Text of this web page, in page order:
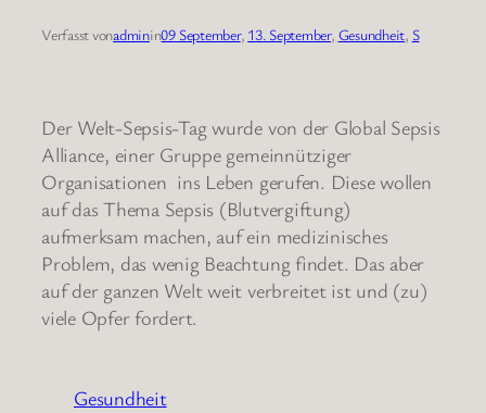
Verfasst vonadminin09 September, 13. September, Gesundheit, S
Der Welt-Sepsis-Tag wurde von der Global Sepsis
Alliance, einer Gruppe gemeinnütziger
Organisationen ins Leben gerufen. Diese wollen
auf das Thema Sepsis (Blutvergiftung)
aufmerksam machen, auf ein medizinisches
Problem, das wenig Beachtung findet. Das aber
auf der ganzen Welt weit verbreitet ist und (zu)
viele Opfer fordert.
Gesundheit